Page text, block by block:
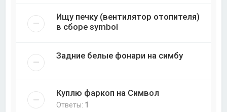
Ищу печку (вентилятор отопителя)
в сборе symbol
Задние белые фонари на симбу
Куплю фаркоп на Символ
Ответы: 1